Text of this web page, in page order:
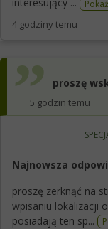
4 godziny temu
proszę
5 godzin temu
Najnowsza
proszę zerknąć na
wpisaniu lokalizacji
posiadają ten sp...